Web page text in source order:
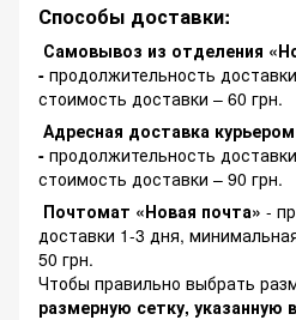
Способы доставки:
Самовывоз из отделения
- продолжительность
стоимость доставки – 60 грн.
Адресная доставка
- продолжительность
стоимость доставки – 90 грн.
Почтомат «Новая почта» -
доставки 1-3 дня,
50 грн.
Чтобы правильно выбрать
размерную сетку, указанную